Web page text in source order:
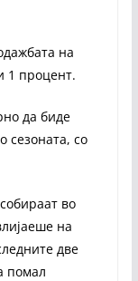
на
1 процент.
да биде
сезоната, со
во
на
две
помал